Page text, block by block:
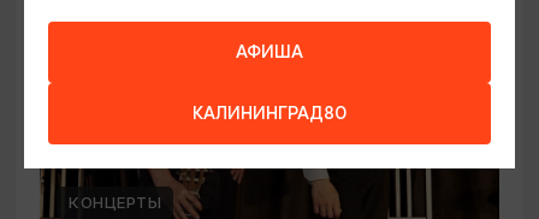
КОНЦЕРТЫ
АФИША
КАЛИНИНГРАД80